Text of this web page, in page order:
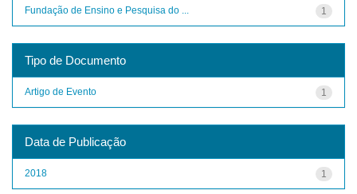
1
Fundação de Ensino e Pesquisa do ...
Tipo de Documento
1
Artigo de Evento
Data de Publicação
1
2018